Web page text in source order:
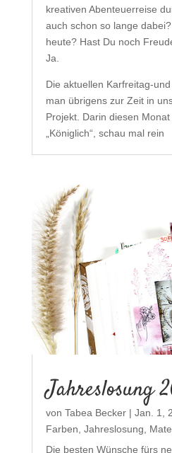
kreativen Abenteuerreise
auch schon so lange
heute? Hast Du noch
Ja.
Die aktuellen Karfreitag-
man übrigens zur Zeit in
Projekt. Darin diesen
„Königlich“, schau mal rein
Jahreslosung
von Tabea Becker| Jan. 1,
Farben, Jahreslosung,
Die besten Wünsche fürs